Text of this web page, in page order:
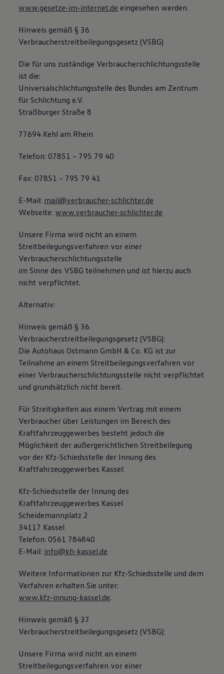
Magazin
Transport
Familie
Elektromobilität
Pannen- und Unfallhilfe
www.gesetze-im-internet.de eingesehen werden.
Hinweis gemäß § 36
Verbraucherstreitbeilegungsgesetz (VSBG)
Die für uns zuständige Verbraucherschlichtungsstelle
ist die:
Universalschlichtungsstelle des Bundes am Zentrum
für Schlichtung e.V.
Straßburger Straße 8
77694 Kehl am Rhein
Telefon: 07851 – 795 79 40
Fax: 07851 – 795 79 41
E-Mail: mail@verbraucher-schlichter.de
Webseite: www.verbraucher-schlichter.de
Unsere Firma wird nicht an einem
Streitbeilegungsverfahren vor einer
Verbraucherschlichtungsstelle
im Sinne des VSBG teilnehmen und ist hierzu auch
nicht verpflichtet.
Alternativ:
Hinweis gemäß § 36
Verbraucherstreitbeilegungsgesetz (VSBG):
Die Autohaus Ostmann GmbH & Co. KG ist zur
Teilnahme an einem Streitbeilegungsverfahren vor
einer Verbraucherschlichtungsstelle nicht verpflichtet
und grundsätzlich nicht bereit.
Für Streitigkeiten aus einem Vertrag mit einem
Verbraucher über Leistungen im Bereich des
Kraftfahrzeuggewerbes besteht jedoch die
Möglichkeit der außergerichtlichen Streitbeilegung
vor der Kfz-Schiedsstelle der Innung des
Kraftfahrzeuggewerbes Kassel:
Kfz-Schiedsstelle der Innung des
Kraftfahrzeuggewerbes Kassel
Scheidemannplatz 2
34117 Kassel
Telefon: 0561 784840
E-Mail: info@kh-kassel.de
Weitere Informationen zur Kfz-Schiedsstelle und dem
Verfahren erhalten Sie unter:
www.kfz-innung-kassel.de.
Hinweis gemäß § 37
Verbraucherstreitbeilegungsgesetz (VSBG):
Unsere Firma wird nicht an einem
Streitbeilegungsverfahren vor einer